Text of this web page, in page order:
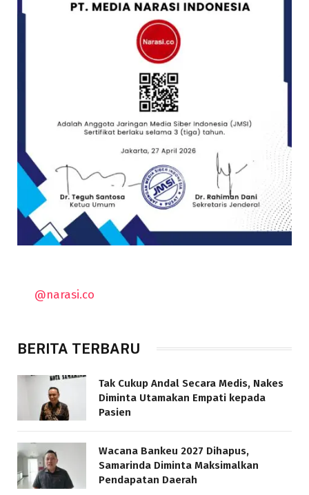
@narasi.co
BERITA TERBARU
Tak Cukup Andal Secara Medis, Nakes
Diminta Utamakan Empati kepada
Pasien
Wacana Bankeu 2027 Dihapus,
Samarinda Diminta Maksimalkan
Pendapatan Daerah